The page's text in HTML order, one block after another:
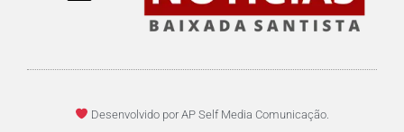
Desenvolvido por AP Self Media Comunicação.